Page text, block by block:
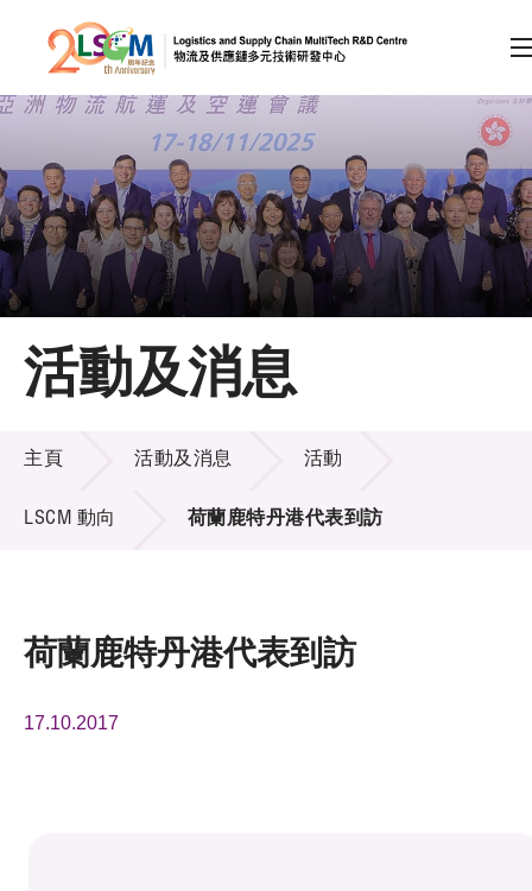
跳到內容（按回車鍵）
會員登入
A A EN 繁 简
主頁
關於LSCM
技術商品化
項目及資助計劃
活動及消息
活動及消息
活動及消息
主頁 活動及消息 活動
LSCM 動向 荷蘭鹿特丹港代表到訪
荷蘭鹿特丹港代表到訪
17.10.2017